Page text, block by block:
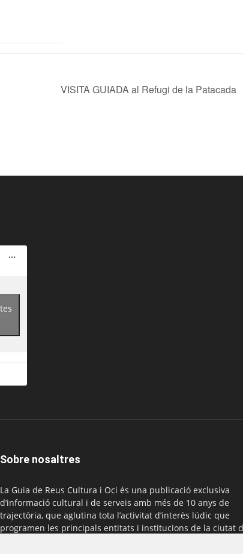
VISITA GUIADA al Refugi de la Patacada
Sobre nosaltres
La Guia de Reus Cultura i Oci és una publicació exclusiva
d’informació cultural i de serveis amb més de 10 anys de
trajectòria, que aglutina tota l’activitat d’interès lúdic que
programen les principals entitats i institucions de la ciutat